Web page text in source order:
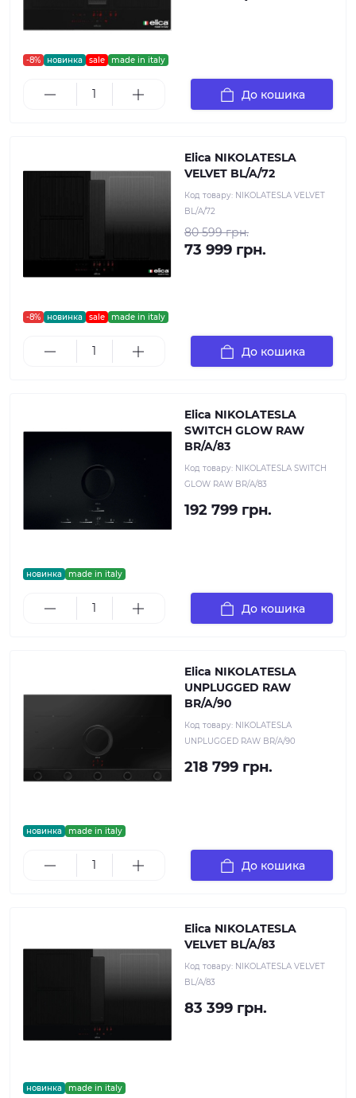
-8% новинка sale made in italy
До кошика
-8% новинка sale made in italy
Elica NIKOLATESLA
VELVET BL/A/72
Код товару: NIKOLATESLA VELVET
BL/A/72
80 599 грн.
73 999 грн.
До кошика
новинка made in italy
Elica NIKOLATESLA
SWITCH GLOW RAW
BR/A/83
Код товару: NIKOLATESLA SWITCH
GLOW RAW BR/A/83
192 799 грн.
До кошика
новинка made in italy
Elica NIKOLATESLA
UNPLUGGED RAW
BR/A/90
Код товару: NIKOLATESLA
UNPLUGGED RAW BR/A/90
218 799 грн.
До кошика
новинка made in italy
Elica NIKOLATESLA
VELVET BL/A/83
Код товару: NIKOLATESLA VELVET
BL/A/83
83 399 грн.